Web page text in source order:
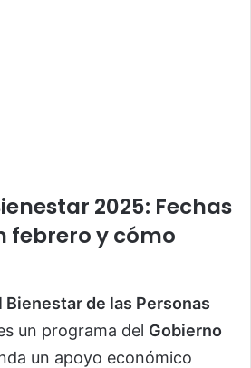
2025: Fechas
febrero y cómo
Bienestar de las Personas
un programa del Gobierno
un apoyo económico